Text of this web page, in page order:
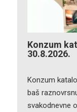
Konzum
30.8.2026.
Konzum
baš
svakodnevne